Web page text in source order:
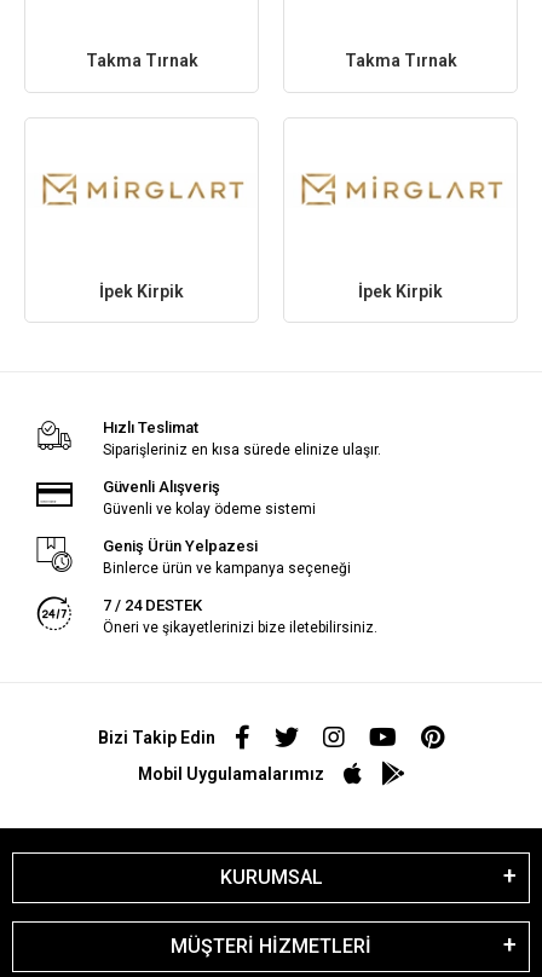
Takma Tırnak Takma Tırnak
İpek Kirpik İpek Kirpik
Hızlı Teslimat
Siparişleriniz en kısa sürede elinize ulaşır.
Güvenli Alışveriş
Güvenli ve kolay ödeme sistemi
Geniş Ürün Yelpazesi
Binlerce ürün ve kampanya seçeneği
7 / 24 DESTEK
Öneri ve şikayetlerinizi bize iletebilirsiniz.
Bizi Takip Edin
Mobil Uygulamalarımız
KURUMSAL
MÜŞTERİ HİZMETLERİ